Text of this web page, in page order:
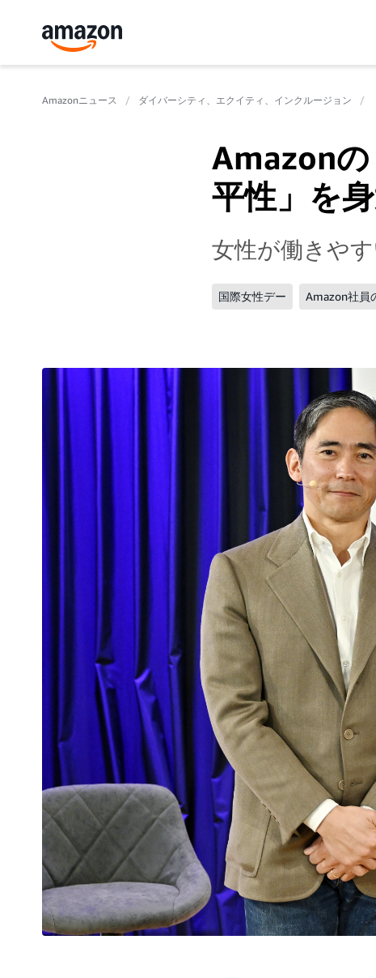
Amazonニュース ダイバーシティ、エクイティ、インクルージョン
Amazon
平性」を
女性が働きや
国際女性デー Amazon社員